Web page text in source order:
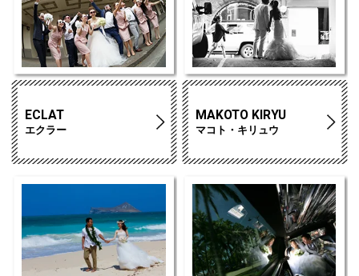
ECLAT
エクラー
MAKOTO KIRYU
マコト・キリュウ